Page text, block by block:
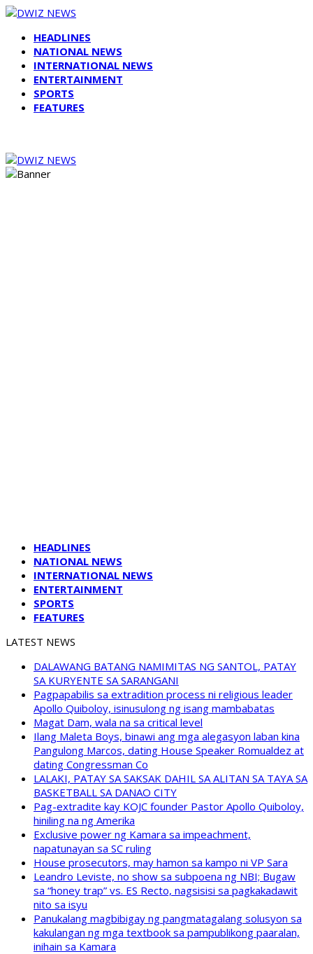
HEADLINES
NATIONAL NEWS
INTERNATIONAL NEWS
ENTERTAINMENT
SPORTS
FEATURES
HEADLINES
NATIONAL NEWS
INTERNATIONAL NEWS
ENTERTAINMENT
SPORTS
FEATURES
LATEST NEWS
DALAWANG BATANG NAMIMITAS NG SANTOL, PATAY
SA KURYENTE SA SARANGANI
Pagpapabilis sa extradition process ni religious leader
Apollo Quiboloy, isinusulong ng isang mambabatas
Magat Dam, wala na sa critical level
Ilang Maleta Boys, binawi ang mga alegasyon laban kina
Pangulong Marcos, dating House Speaker Romualdez at
dating Congressman Co
LALAKI, PATAY SA SAKSAK DAHIL SA ALITAN SA TAYA SA
BASKETBALL SA DANAO CITY
Pag-extradite kay KOJC founder Pastor Apollo Quiboloy,
hiniling na ng Amerika
Exclusive power ng Kamara sa impeachment,
napatunayan sa SC ruling
House prosecutors, may hamon sa kampo ni VP Sara
Leandro Leviste, no show sa subpoena ng NBI; Bugaw
sa “honey trap” vs. ES Recto, nagsisisi sa pagkakadawit
nito sa isyu
Panukalang magbibigay ng pangmatagalang solusyon sa
kakulangan ng mga textbook sa pampublikong paaralan,
inihain sa Kamara